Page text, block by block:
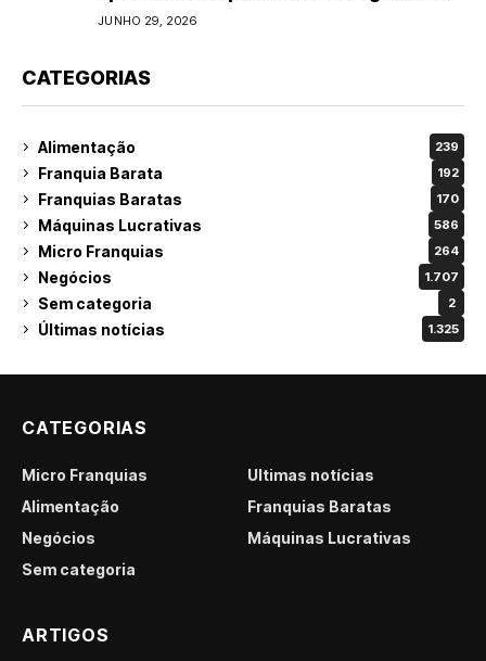
do varejo
JUNHO 29, 2026
CATEGORIAS
Alimentação 239
Franquia Barata 192
Franquias Baratas 170
Máquinas Lucrativas 586
Micro Franquias 264
Negócios 1.707
Sem categoria 2
Últimas notícias 1.325
CATEGORIAS
Micro Franquias
Últimas notícias
Alimentação
Franquias Baratas
Negócios
Máquinas Lucrativas
Sem categoria
ARTIGOS